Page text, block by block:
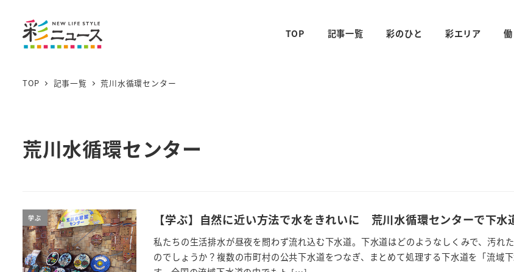
TOP 記事一覧 彩のひと 彩エリア 働
TOP 記事一覧 荒川水循環センター
荒川水循環センター
学ぶ 【学ぶ】自然に近い方法で水をきれいに 荒川水循環センターで下水
私たちの生活排水が昼夜を問わず流れ込む下水道。下水道はどのようなしくみで、汚れ
のでしょうか？複数の市町村の公共下水道をつなぎ、まとめて処理する下水道を「流域